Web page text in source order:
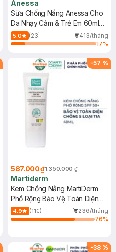
Anessa
Sữa Chống Nắng Anessa Cho
Da Nhạy Cảm & Trẻ Em 60ml
(Mới)
5.0 (23)
413/tháng
17%
-57 %
587.000 ₫1.350.000 ₫
Martiderm
Kem Chống Nắng MartiDerm
Phổ Rộng Bảo Vệ Toàn Diện
40ml
4.9 (110)
236/tháng
76%
-38 %